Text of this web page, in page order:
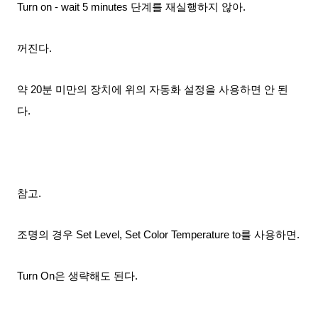
Turn on - wait 5 minutes 단계를 재실행하지 않아.
꺼진다.
약 20분 미만의 장치에 위의 자동화 설정을 사용하면 안 된
다.
참고.
조명의 경우 Set Level, Set Color Temperature to를 사용하면.
Turn On은 생략해도 된다.